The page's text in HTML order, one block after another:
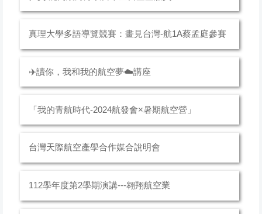
真理大學多語導覽競賽：畫見台灣-航1A蔡孟庭參賽
✈️讀你，我和我的航空夢☁️講座
「我的青航時代-2024航發會×暑期航空營」
台灣天際航空 產學合作媒合說明會
112學年度第2學期演講---翱翔航空業